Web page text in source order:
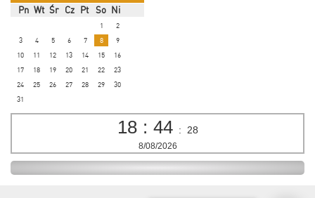
Pn Wt Śr Cz Pt So Ni
1
2
3
4 5 6 7 8
9
10
11 12 13 14 15
16
17
18 19 20 21 22
23
24
25 26 27 28 29
30
31
18 : 44 : 28
8/08/2026